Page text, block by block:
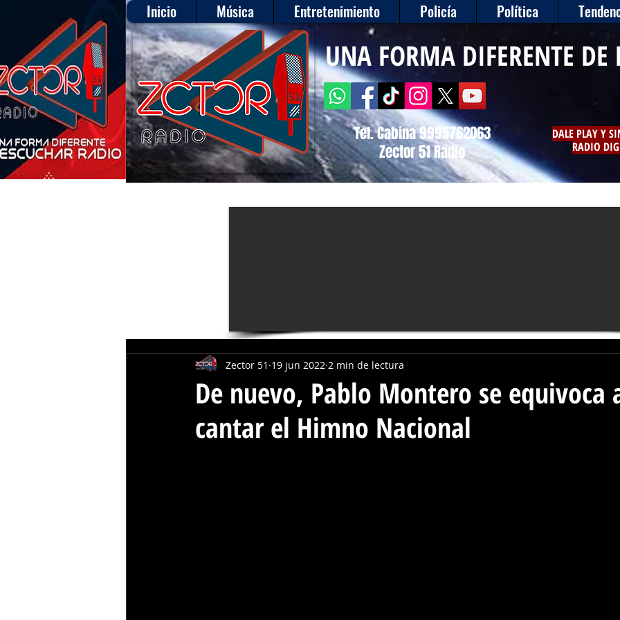
Inicio Música Entretenimiento Policía Política
Tel. Cabina 9995762063
Zector 51 Radio
DALE PLAY Y
RADIO
UNA FORMA DIFERENTE DE
De nuevo, Pablo Montero se equivoca
cantar el Himno Nacional
Zector 51 19 jun 2022 2 min de lectura